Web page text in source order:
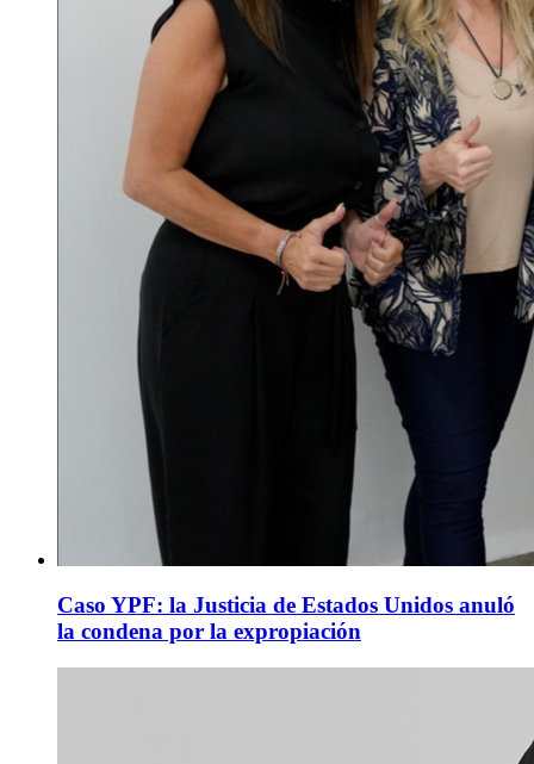
Caso YPF: la Justicia de Estados Unidos anuló
la condena por la expropiación